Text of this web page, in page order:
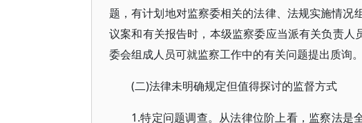
题，有计划地对监察委相关的法律、法规实施情况
议案和有关报告时，本级监察委应当派有关负责
委会组成人员可就监察工作中的有关问题提出质询。
(二)法律未明确规定但值得探讨的监督方式
1.特定问题调查。从法律位阶上看，监察法是